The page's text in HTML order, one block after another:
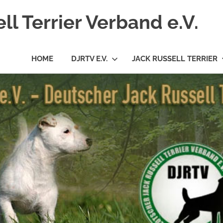
Terrier Verband e.V.
HOME DJRTV E.V. JACK RUSSELL TERRIER